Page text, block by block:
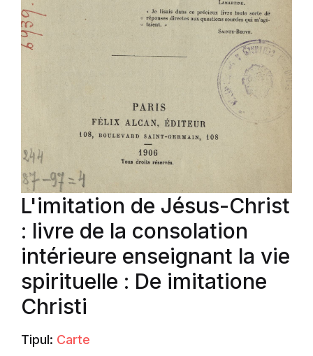
L'imitation de Jésus-Christ
: livre de la consolation
intérieure enseignant la vie
spirituelle : De imitatione
Christi
Tipul: Carte